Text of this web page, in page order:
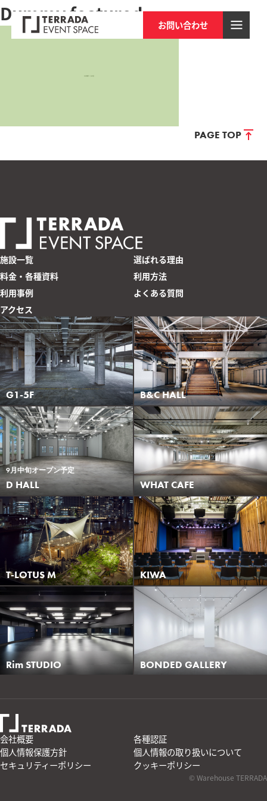
お問い合わせ
Dummy featured
PAGE TOP
施設一覧
選ばれる理由
料金・各種資料
利用方法
利用事例
よくある質問
アクセス
G1-5F B&C HALL
9月中旬オープン予定
D HALL WHAT CAFE
T-LOTUS M KIWA
Rim STUDIO BONDED GALLERY
会社概要
各種認証
個人情報保護方針
個人情報の取り扱いについて
セキュリティーポリシー
クッキーポリシー
© Warehouse TERRADA